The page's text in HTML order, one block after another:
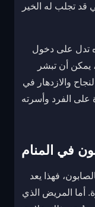
قد تجلب له الخير
تدل على دخول
يمكن أن تبشر
والازدهار في
على الفرد وأسرته
في المنام
فهذا يعد
أما المريض الذي